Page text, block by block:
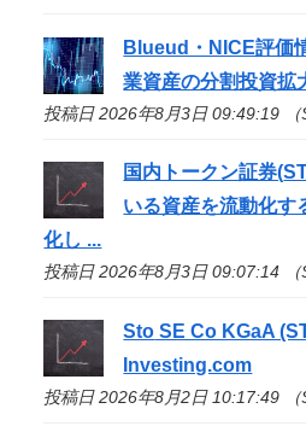
Blueud・NICE評価
業資産の分割投資拡
投稿日 2026年8月3日 09:49:19 （
国内トークン証券(
いる資産を流動化す
化し ...
投稿日 2026年8月3日 09:07:14 （
Sto SE Co KGaA
Investing.com
投稿日 2026年8月2日 10:17:49 （